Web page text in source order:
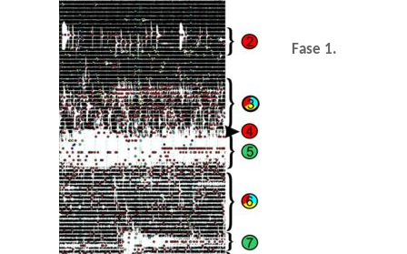
Fase 1.